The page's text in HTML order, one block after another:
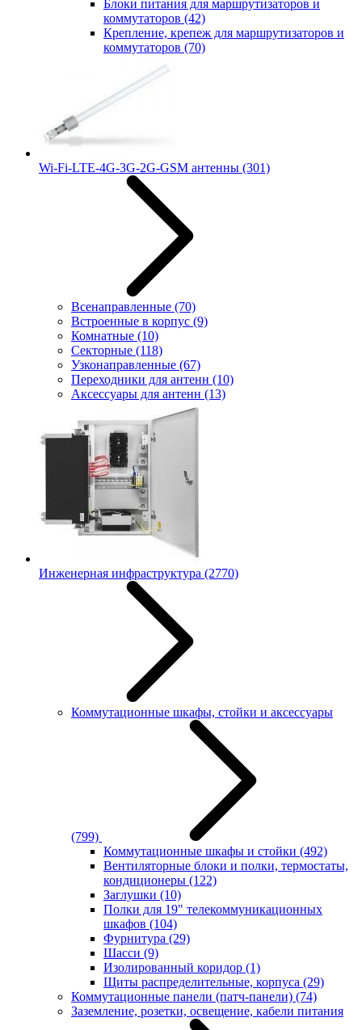
Блоки питания для маршрутизаторов и
коммутаторов (42)
Крепление, крепеж для маршрутизаторов и
коммутаторов (70)
Wi-Fi-LTE-4G-3G-2G-GSM антенны (301)
Всенаправленные (70)
Встроенные в корпус (9)
Комнатные (10)
Секторные (118)
Узконаправленные (67)
Переходники для антенн (10)
Аксессуары для антенн (13)
Инженерная инфраструктура (2770)
Коммутационные шкафы, стойки и аксессуары
(799)
Коммутационные шкафы и стойки (492)
Вентиляторные блоки и полки, термостаты,
кондиционеры (122)
Заглушки (10)
Полки для 19" телекоммуникационных
шкафов (104)
Фурнитура (29)
Шасси (9)
Изолированный коридор (1)
Щиты распределительные, корпуса (29)
Коммутационные панели (патч-панели) (74)
Заземление, розетки, освещение, кабели питания